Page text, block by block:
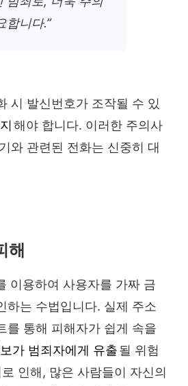
합니다.”
시 발신번호가 조작될 수 있
해야 합니다. 이러한 주의사
와 관련된 전화는 신중히 대
해
이용하여 사용자를 가짜 금
하는 수법입니다. 실제 주소
를 통해 피해자가 쉽게 속을
가 범죄자에게 유출될 위험
인해, 많은 사람들이 자신의